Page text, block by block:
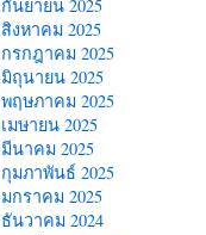
กันยายน 2025
สิงหาคม 2025
กรกฎาคม 2025
มิถุนายน 2025
พฤษภาคม 2025
เมษายน 2025
มีนาคม 2025
กุมภาพันธ์ 2025
มกราคม 2025
ธันวาคม 2024